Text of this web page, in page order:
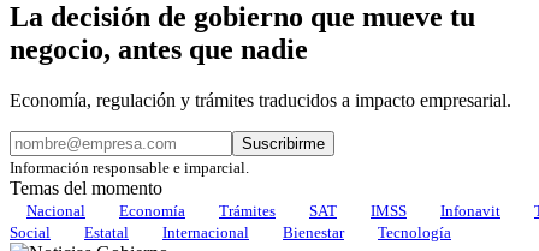
La decisión de gobierno que mueve tu
negocio, antes que nadie
Economía, regulación y trámites traducidos a impacto empresarial.
Suscribirme
Información responsable e imparcial.
Temas del momento
Nacional Economía Trámites SAT IMSS Infonavit
Social
Estatal Internacional Bienestar Tecnología